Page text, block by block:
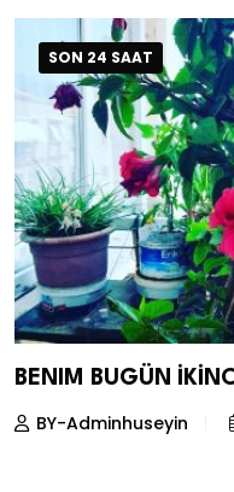
SON 24 SAAT
BENIM BUGÜN
BY-Adminhuseyin